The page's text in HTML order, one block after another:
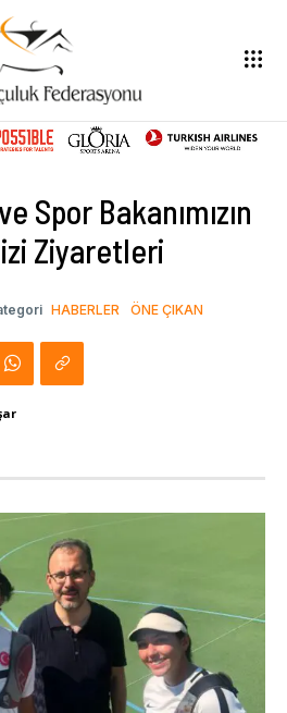
Spor Bakanımızın
Ziyaretleri
HABERLER ÖNE ÇIKAN